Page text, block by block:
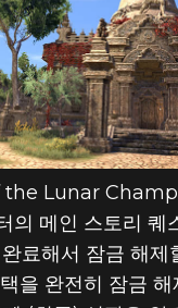
the Lunar
의 메인 스토리 퀘
료해서 잠금 해제
을 완전히 잠금 해